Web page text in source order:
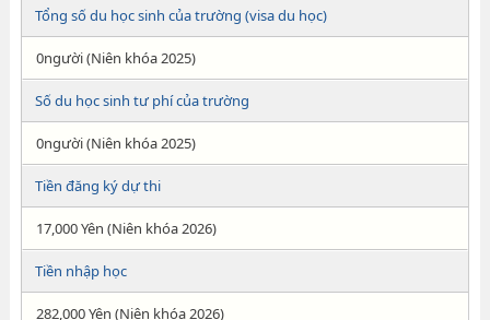
Tổng số du học sinh của trường (visa du học)
0người (Niên khóa 2025)
Số du học sinh tư phí của trường
0người (Niên khóa 2025)
Tiền đăng ký dự thi
17,000 Yên (Niên khóa 2026)
Tiền nhập học
282,000 Yên (Niên khóa 2026)